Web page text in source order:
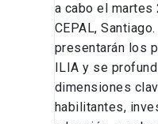
a cabo el
CEPAL,
presentarán los
ILIA y se
dimensiones
habilitantes,